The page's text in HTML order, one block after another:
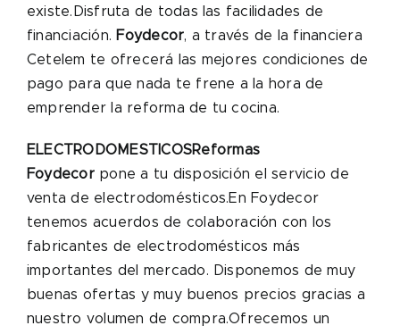
existe.Disfruta de todas las facilidades de
financiación. Foydecor, a través de la financiera
Cetelem te ofrecerá las mejores condiciones de
pago para que nada te frene a la hora de
emprender la reforma de tu cocina.
ELECTRODOMESTICOSReformas
Foydecorpone a tu disposición el servicio de
venta de electrodomésticos.En Foydecor
tenemos acuerdos de colaboración con los
fabricantes de electrodomésticos más
importantes del mercado. Disponemos de muy
buenas ofertas y muy buenos precios gracias a
nuestro volumen de compra.Ofrecemos un